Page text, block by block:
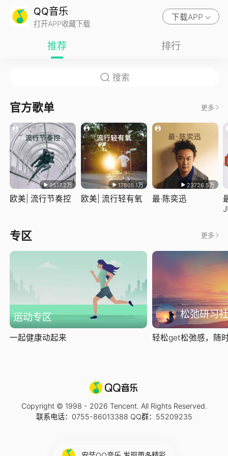
QQ音乐
打开APP收藏下载
下载APP
推荐 排行
官方歌单 更多
9517.2万
欧美| 流行节奏控
17805.1万
欧美| 流行轻有氧
23726.5万
最·陈奕迅
专区 更多
运动专区
一起健康动起来
松弛研习社
轻松get松弛感，随
Copyright © 1998 - 2026 Tencent. All Rights Reserved.
联系电话：0755-86013388 QQ群：55209235